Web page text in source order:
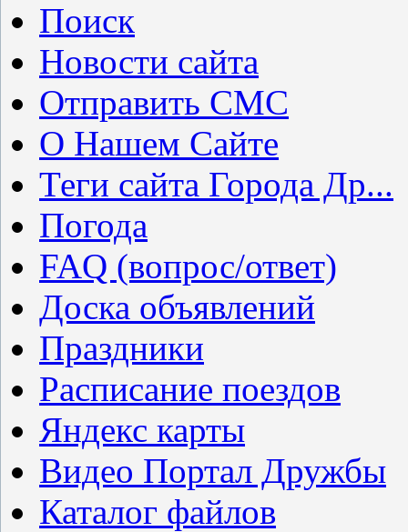
Поиск
Новости сайта
Отправить СМС
О Нашем Сайте
Теги сайта Города Др...
Погода
FAQ (вопрос/ответ)
Доска объявлений
Праздники
Расписание поездов
Яндекс карты
Видео Портал Дружбы
Каталог файлов